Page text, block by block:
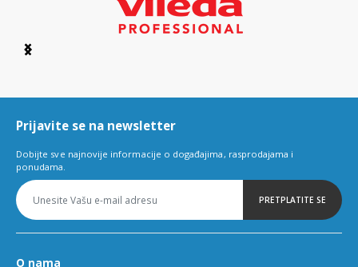
Item
6
Prijavite se na newsletter
Dobijte sve najnovije informacije o događajima, rasprodajama i
ponudama.
PRETPLATITE SE
O nama